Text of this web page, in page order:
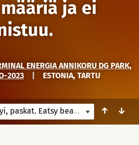
ja ei
ENERGIA ANNIKORU DG PARK,
2023
ESTONIA, TARTU
Annakkorunen, mäntyi, paskat. Eatsy beatsy. Satakuus määriä ja ei feidiä, onnistuu. ↑ ↓